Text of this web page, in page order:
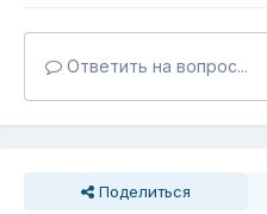
Ответить на вопрос...
Поделиться